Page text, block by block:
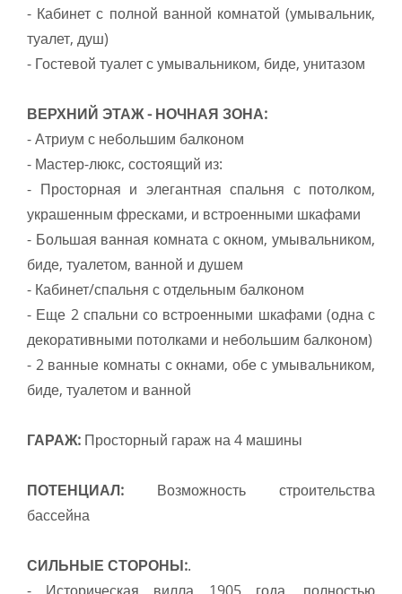
- Кабинет с полной ванной комнатой (умывальник,
туалет, душ)
- Гостевой туалет с умывальником, биде, унитазом
ВЕРХНИЙ ЭТАЖ - НОЧНАЯ ЗОНА:
- Атриум с небольшим балконом
- Мастер-люкс, состоящий из:
- Просторная и элегантная спальня с потолком,
украшенным фресками, и встроенными шкафами
- Большая ванная комната с окном, умывальником,
биде, туалетом, ванной и душем
- Кабинет/спальня с отдельным балконом
- Еще 2 спальни со встроенными шкафами (одна с
декоративными потолками и небольшим балконом)
- 2 ванные комнаты с окнами, обе с умывальником,
биде, туалетом и ванной
ГАРАЖ: Просторный гараж на 4 машины
ПОТЕНЦИАЛ: Возможность строительства
бассейна
СИЛЬНЫЕ СТОРОНЫ:.